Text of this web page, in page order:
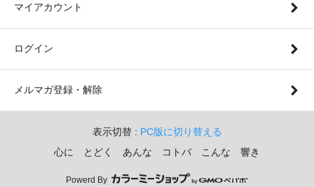
マイアカウント
ログイン
メルマガ登録・解除
表示切替 : PC版に切り替える
心に とどく あんな コトバ こんな 響き
Powerd By